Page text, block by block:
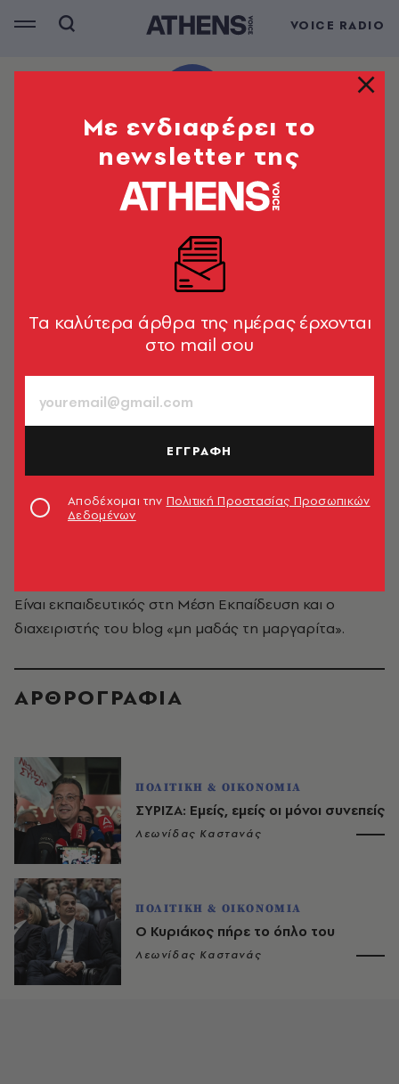
VOICE RADIO
Είναι εκπαιδευτικός στη Μέση Εκπαίδευση και ο
διαχειριστής του blog «μη μαδάς τη μαργαρίτα».
ΑΡΘΡΟΓΡΑΦΙΑ
ΠΟΛΙΤΙΚΗ & ΟΙΚΟΝΟΜΙΑ
ΣΥΡΙΖΑ: Εμείς, εμείς οι μόνοι συνεπείς
Λεωνίδας Καστανάς
ΠΟΛΙΤΙΚΗ & ΟΙΚΟΝΟΜΙΑ
Ο Κυριάκος πήρε το όπλο του
Λεωνίδας Καστανάς
Mε ενδιαφέρει το
newsletter της
Tα καλύτερα άρθρα της ημέρας έρχονται
στο mail σου
ΕΓΓΡΑΦΗ
Αποδέχομαι την Πολιτική Προστασίας Προσωπικών
Δεδομένων